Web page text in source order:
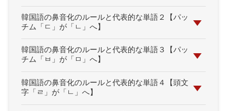
韓国語の鼻音化のルールと代表的な単語２【パッ
チム「ㄷ」が「ㄴ」へ】
韓国語の鼻音化のルールと代表的な単語３【パッ
チム「ㅂ」が「ㅁ」へ】
韓国語の鼻音化のルールと代表的な単語４【頭文
字「ㄹ」が「ㄴ」へ】